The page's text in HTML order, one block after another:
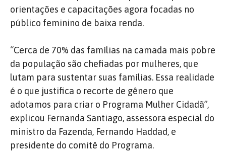
orientações e capacitações agora focadas no
público feminino de baixa renda.
“Cerca de 70% das famílias na camada mais pobre
da população são chefiadas por mulheres, que
lutam para sustentar suas famílias. Essa realidade
é o que justifica o recorte de gênero que
adotamos para criar o Programa Mulher Cidadã”,
explicou Fernanda Santiago, assessora especial do
ministro da Fazenda, Fernando Haddad, e
presidente do comitê do Programa.